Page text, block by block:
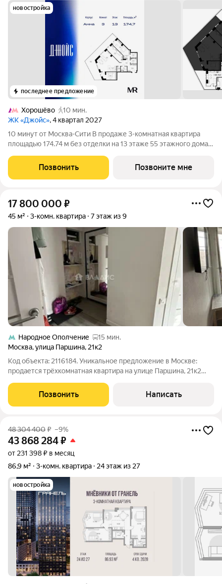
новостройка
последнее предложение
Хорошёво
10 мин.
ЖК «Джойс», 4 квартал 2027
10 минут от Москва-Сити В продаже 3-комнатная квартира
площадью 174.74 м без отделки на 13 этаже 55 этажного дома.
премиальный жилой комплекс от девелопера MR в районе
Хорошёво-Мнёвники. Он включает
Позвонить Позвоните мне
17 800 000 ₽
45 м² 3-комн. квартира 7 этаж из 9
Народное Ополчение
15 мин.
Москва,улица Паршина, 21к2
Код объекта: 2116184. Уникальное предложение в Москве:
продается трёхкомнатная квартира на улице Паршина, 21к2
из самых удобных районов города. Эта квартира расположена
на седьмом этаже
Позвонить Написать
48 304 400₽ –9%
43 868 284₽
от 231 398 ₽ в месяц
86,9 м²
3-комн. квартира 24 этаж из 27
новостройка